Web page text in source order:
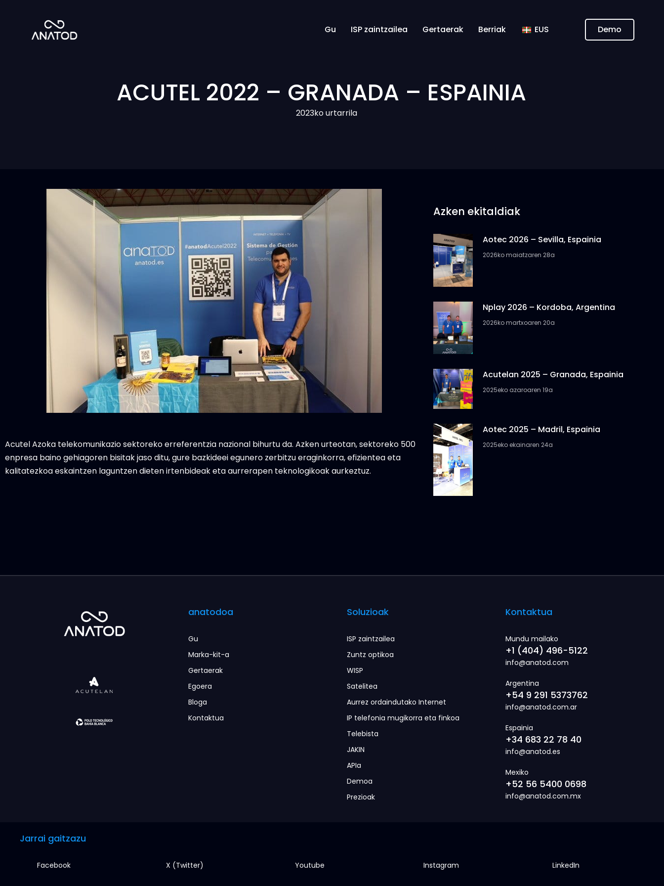
Gu ISP zaintzailea Gertaerak Berriak EUS Demo
ACUTEL 2022 – GRANADA – ESPAINIA
2023ko urtarrila
Acutel Azoka telekomunikazio sektoreko erreferentzia nazional bihurtu da. Azken urteotan, sektoreko 500
enpresa baino gehiagoren bisitak jaso ditu, gure bazkideei egunero zerbitzu eraginkorra, efizientea eta
kalitatezkoa eskaintzen laguntzen dieten irtenbideak eta aurrerapen teknologikoak aurkeztuz.
Azken ekitaldiak
Aotec 2026 – Sevilla, Espainia
2026ko maiatzaren 28a
Nplay 2026 – Kordoba, Argentina
2026ko martxoaren 20a
Acutelan 2025 – Granada, Espainia
2025eko azaroaren 19a
Aotec 2025 – Madril, Espainia
2025eko ekainaren 24a
anatodoa
Gu
Marka-kit-a
Gertaerak
Egoera
Bloga
Kontaktua
Soluzioak
ISP zaintzailea
Zuntz optikoa
WISP
Satelitea
Aurrez ordaindutako Internet
IP telefonia mugikorra eta finkoa
Telebista
JAKIN
APIa
Demoa
Prezioak
Kontaktua
Mundu mailako
+1 (404) 496-5122
info@anatod.com
Argentina
+54 9 291 5373762
info@anatod.com.ar
Espainia
+34 683 22 78 40
info@anatod.es
Mexiko
+52 56 5400 0698
info@anatod.com.mx
Jarrai gaitzazu
Facebook X (Twitter) Youtube Instagram LinkedIn